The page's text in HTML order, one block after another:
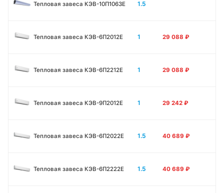
Тепловая завеса КЭВ-10П1063E 1.5
Тепловая завеса КЭВ-6П2012Е 1 29 088 ₽
Тепловая завеса КЭВ-6П2212Е 1 29 088 ₽
Тепловая завеса КЭВ-9П2012Е 1 29 242 ₽
Тепловая завеса КЭВ-6П2022Е 1.5 40 689 ₽
Тепловая завеса КЭВ-6П2222Е 1.5 40 689 ₽